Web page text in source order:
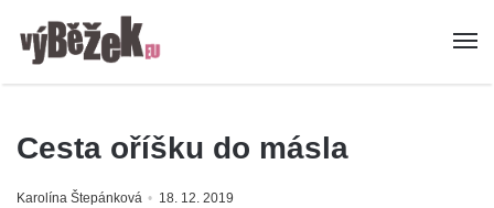
Cesta oříšku do másla
Karolína Štepánková 18. 12. 2019